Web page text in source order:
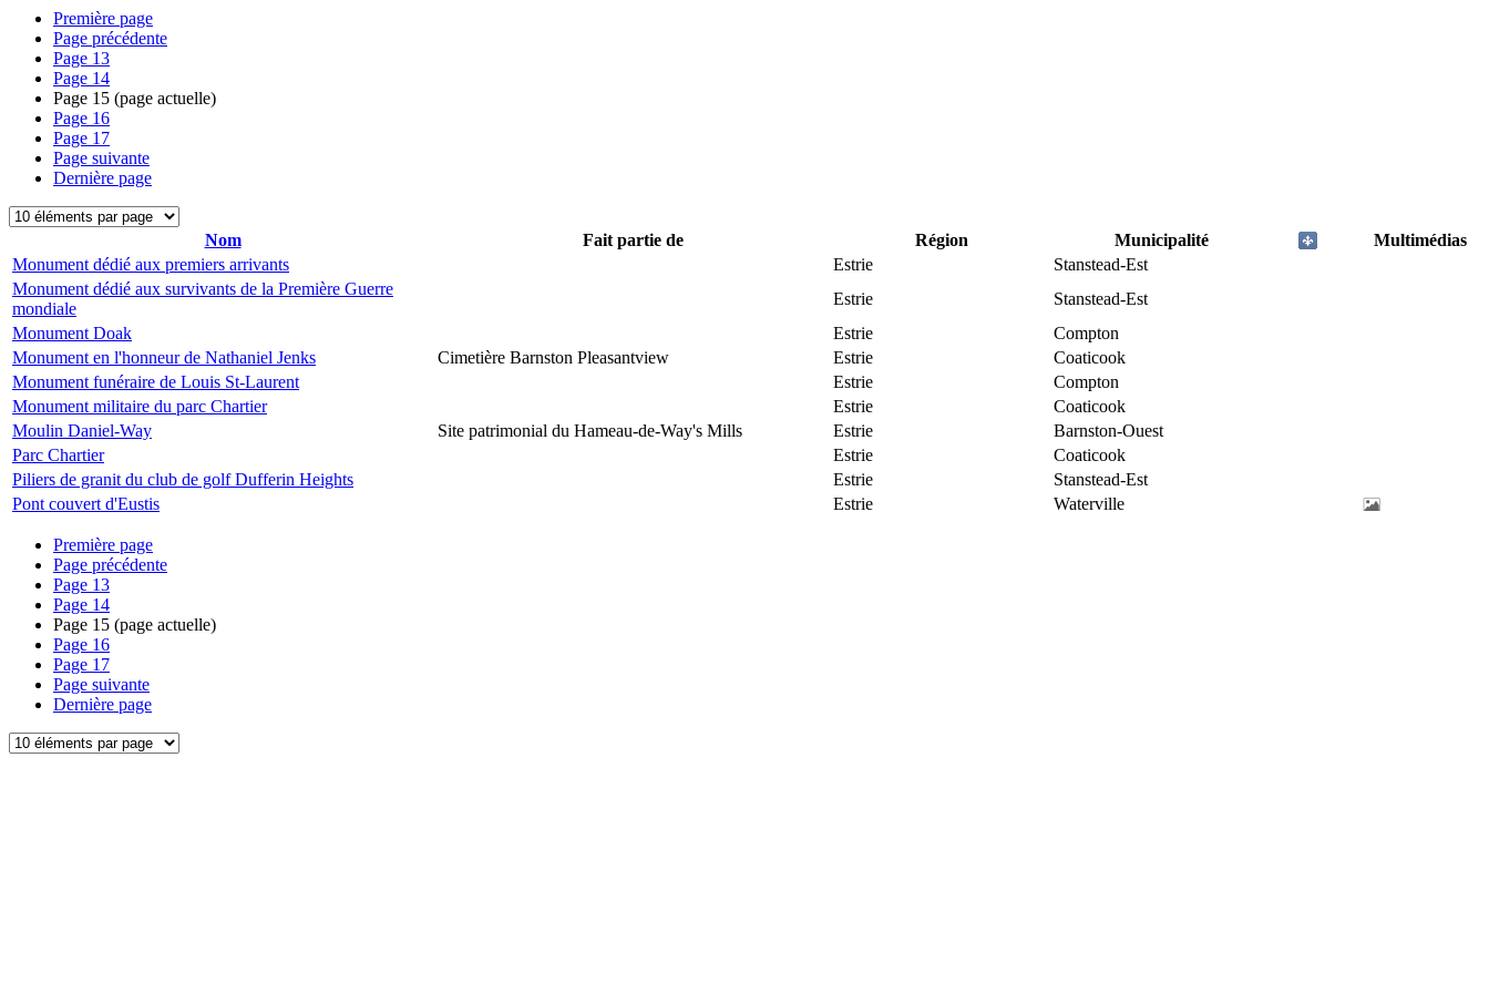
Première page
Page précédente
Page 13
Page 14
Page 15 (page actuelle)
Page 16
Page 17
Page suivante
Dernière page
Nom Fait partie de Région Municipalité
Multimédias
Monument dédié aux premiers arrivants
Estrie
Stanstead-Est
Monument dédié aux survivants de la Première Guerre
mondiale
Estrie
Stanstead-Est
Monument Doak
Estrie
Compton
Monument en l'honneur de Nathaniel Jenks
Cimetière Barnston Pleasantview Estrie
Coaticook
Monument funéraire de Louis St-Laurent
Estrie
Compton
Monument militaire du parc Chartier
Estrie
Coaticook
Moulin Daniel-Way
Site patrimonial du Hameau-de-Way's Mills Estrie
Barnston-Ouest
Parc Chartier
Estrie
Coaticook
Piliers de granit du club de golf Dufferin Heights
Estrie
Stanstead-Est
Pont couvert d'Eustis
Estrie Waterville
Première page
Page précédente
Page 13
Page 14
Page 15 (page actuelle)
Page 16
Page 17
Page suivante
Dernière page